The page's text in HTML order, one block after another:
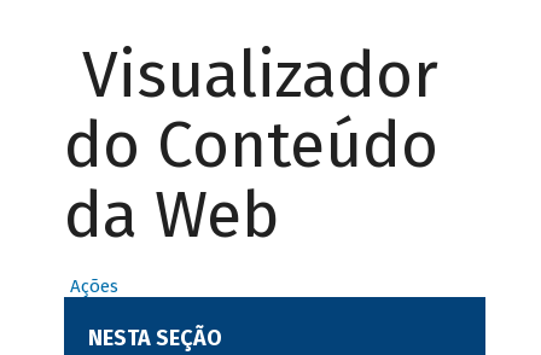
Visualizador
do Conteúdo
da Web
Ações
NESTA SEÇÃO